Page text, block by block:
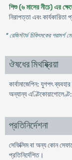
শিশু (৬ মাসের নীচে) এর
নিরাপত্তা এবং কার্যকারিতা
* রেজিস্টার্ড চিকিৎসকের
ঔষধের মিথষ্ক্রিয়া
কার্বামাজেপিন: যুগপৎ
অন্যান্য
প্রতিনির্দেশনা
সেফিক্সিম বা অন্য কোন
প্রতিনির্দেশিত।